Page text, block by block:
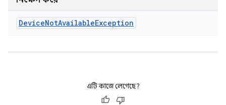
DeviceNotAvailableException
এটি কাজে লেগেছে?